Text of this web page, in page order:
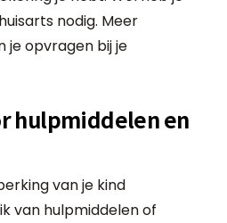
nodig. Meer
je opvragen bij je
hulpmiddelen en
van je kind
van hulpmiddelen of